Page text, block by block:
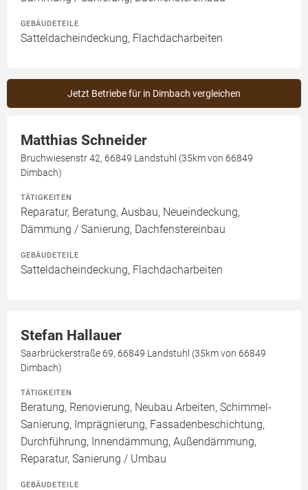
GEBÄUDETEILE
Satteldacheindeckung, Flachdacharbeiten
Jetzt Betriebe für in Dimbach vergleichen
Matthias Schneider
Bruchwiesenstr 42, 66849 Landstuhl (35km von 66849
Dimbach)
TÄTIGKEITEN
Reparatur, Beratung, Ausbau, Neueindeckung,
Dämmung / Sanierung, Dachfenstereinbau
GEBÄUDETEILE
Satteldacheindeckung, Flachdacharbeiten
Stefan Hallauer
Saarbrückerstraße 69, 66849 Landstuhl (35km von 66849
Dimbach)
TÄTIGKEITEN
Beratung, Renovierung, Neubau Arbeiten, Schimmel-
Sanierung, Imprägnierung, Fassadenbeschichtung,
Durchführung, Innendämmung, Außendämmung,
Reparatur, Sanierung / Umbau
GEBÄUDETEILE